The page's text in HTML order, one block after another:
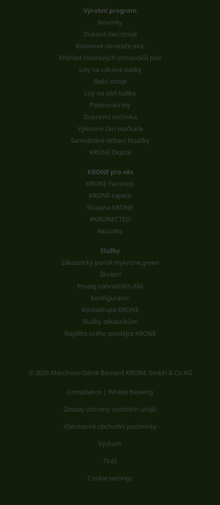
Výrobní program
Novinky
Diskové žací stroje
Rotorové obraceče píce
Přehled rotorových shrnovačů píce
Lisy na válcové balíky
Balicí stroje
Lisy na obří balíky
Peletovací lisy
Dopravní technika
Výkonné žací mačkače
Samojízdné sklízecí řezačky
KRONE Digital
KRONE pro vás
KRONE Fanshop
KRONE-tapeta
Skupina KRONE
#KRONECTED
Aktuality
Služby
Zákaznický portál mykrone.green
Školení
Prodej náhradních dílů
Konfigurátor
Kontaktujte KRONE
Služby zákazníkům
Najděte svého prodejce KRONE
© 2026 Maschinenfabrik Bernard KRONE GmbH & Co.KG
Compliance | Whiste blowing
Zásady ochrany osobních údajů
Všeobecné obchodní podmínky
Výzkum
Tiráž
Cookie settings